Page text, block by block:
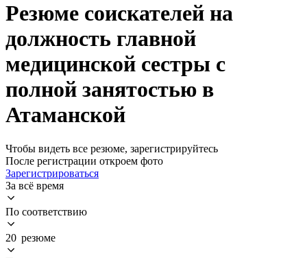
Резюме соискателей на
должность главной
медицинской сестры с
полной занятостью в
Атаманской
Чтобы видеть все резюме, зарегистрируйтесь
После регистрации откроем фото
Зарегистрироваться
За всё время
По соответствию
20 резюме